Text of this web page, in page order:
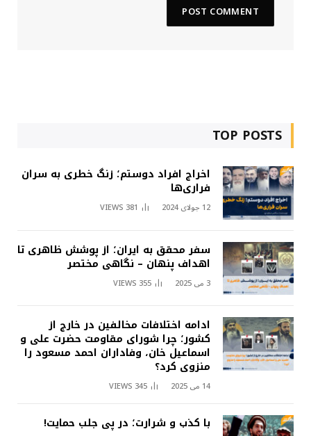
TOP POSTS
اخراج افراد دوستم؛ زنگ خطری به سران
فراری‌ها
12 جولای 2024 381
VIEWS
سفر محقق به ایران؛ از پوشش ظاهری تا
اهداف پنهان – نگاهی مختصر
3 می 2025 355
VIEWS
ادامه اختلافات مخالفین در خارج از
کشور؛ چرا شورای مقاومت حضرت علی و
اسماعیل خان، وفاداران احمد مسعود را
منزوی کرد؟
14 می 2025 345
VIEWS
با کذب و شرارت؛ در پی جلب حمایت!